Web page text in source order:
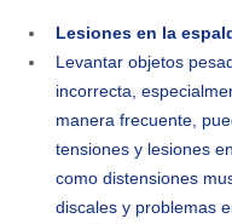
Lesiones en la
Levantar objetos
incorrecta,
manera frecuente,
tensiones y lesiones
como distensiones
discales y problemas